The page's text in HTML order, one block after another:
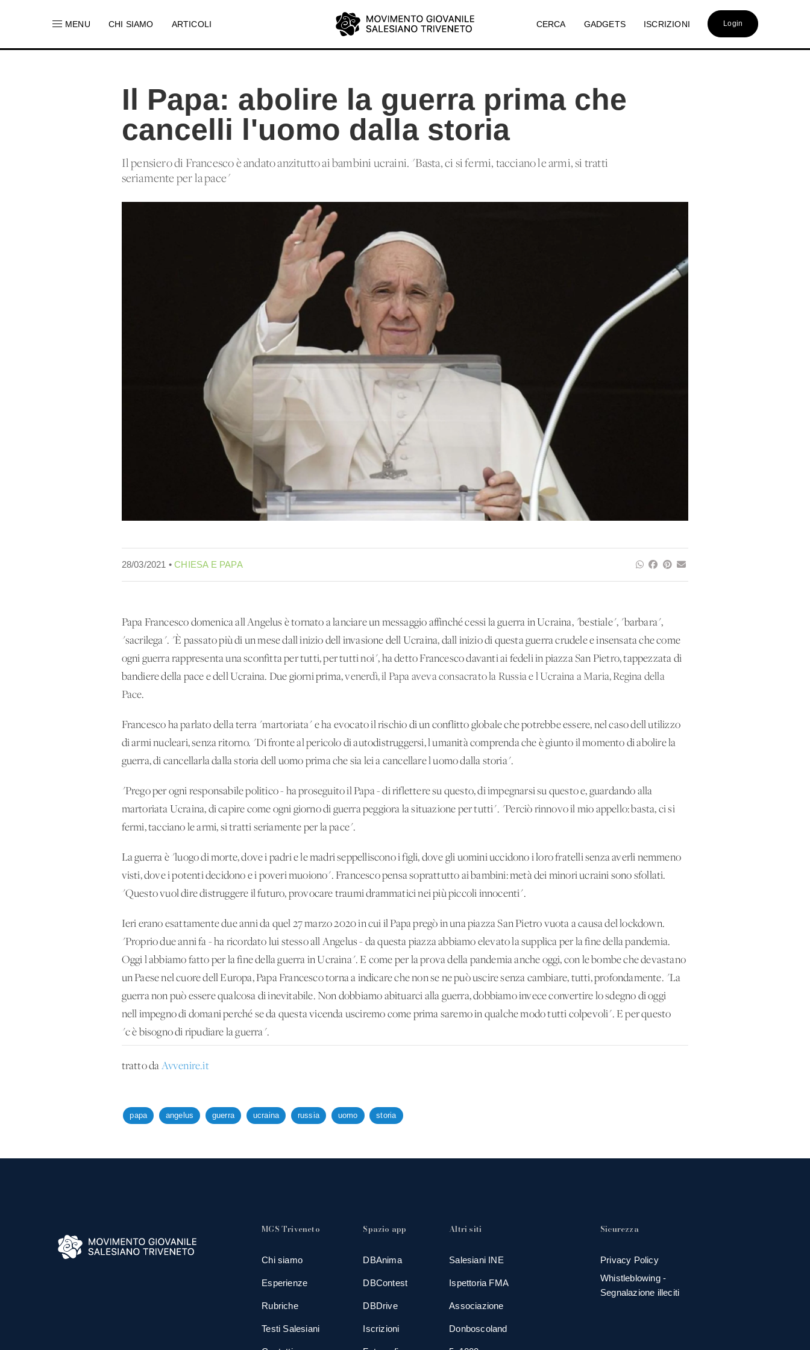
MENU CHI SIAMO ARTICOLI CERCA GADGETS ISCRIZIONI Login
Il Papa: abolire la guerra prima che
cancelli l'uomo dalla storia
Il pensiero di Francesco è andato anzitutto ai bambini ucraini. "Basta, ci si fermi, tacciano le armi, si tratti
seriamente per la pace"
28/03/2021 •CHIESA E PAPA
Papa Francesco domenica all'Angelus è tornato a lanciare un messaggio affinché cessi la guerra in Ucraina, "bestiale", "barbara",
"sacrilega". "È passato più di un mese dall'inizio dell'invasione dell'Ucraina, dall'inizio di questa guerra crudele e insensata che come
ogni guerra rappresenta una sconfitta per tutti, per tutti noi", ha detto Francesco davanti ai fedeli in piazza San Pietro, tappezzata di
bandiere della pace e dell'Ucraina. Due giorni prima,venerdì, il Papa aveva consacrato la Russia e l'Ucraina a Maria, Regina della
Pace.
Francesco ha parlato della terra "martoriata" e ha evocato il rischio di un conflitto globale che potrebbe essere, nel caso dell'utilizzo
di armi nucleari, senza ritorno. "Di fronte al pericolo di autodistruggersi, l'umanità comprenda che è giunto il momento di abolire la
guerra, di cancellarla dalla storia dell'uomo prima che sia lei a cancellare l'uomo dalla storia".
"Prego per ogni responsabile politico - ha proseguito il Papa - di riflettere su questo, di impegnarsi su questo e, guardando alla
martoriata Ucraina, di capire come ogni giorno di guerra peggiora la situazione per tutti". "Perciò rinnovo il mio appello: basta, ci si
fermi, tacciano le armi, si tratti seriamente per la pace".
La guerra è "luogo di morte, dove i padri e le madri seppelliscono i figli, dove gli uomini uccidono i loro fratelli senza averli nemmeno
visti, dove i potenti decidono e i poveri muoiono". Francesco pensa soprattutto ai bambini: metà dei minori ucraini sono sfollati.
"Questo vuol dire distruggere il futuro, provocare traumi drammatici nei più piccoli innocenti".
Ieri erano esattamente due anni da quel 27 marzo 2020 in cui il Papa pregò in una piazza San Pietro vuota a causa del lockdown.
"Proprio due anni fa - ha ricordato lui stesso all'Angelus - da questa piazza abbiamo elevato la supplica per la fine della pandemia.
Oggi l'abbiamo fatto per la fine della guerra in Ucraina". E come per la prova della pandemia anche oggi, con le bombe che devastano
un Paese nel cuore dell'Europa, Papa Francesco torna a indicare che non se ne può uscire senza cambiare, tutti, profondamente. "La
guerra non può essere qualcosa di inevitabile. Non dobbiamo abituarci alla guerra, dobbiamo invece convertire lo sdegno di oggi
nell'impegno di domani perché se da questa vicenda usciremo come prima saremo in qualche modo tutti colpevoli". E per questo
"c'è bisogno di ripudiare la guerra".
tratto da Avvenire.it
papa angelus guerra ucraina russia uomo storia
MGS Triveneto
Chi siamo
Esperienze
Rubriche
Testi Salesiani
Spazio app
DBAnima
DBContest
DBDrive
Iscrizioni
Altri siti
Salesiani INE
Ispettoria FMA
Associazione
Donboscoland
Sicurezza
Privacy Policy
Whistleblowing -
Segnalazione illeciti